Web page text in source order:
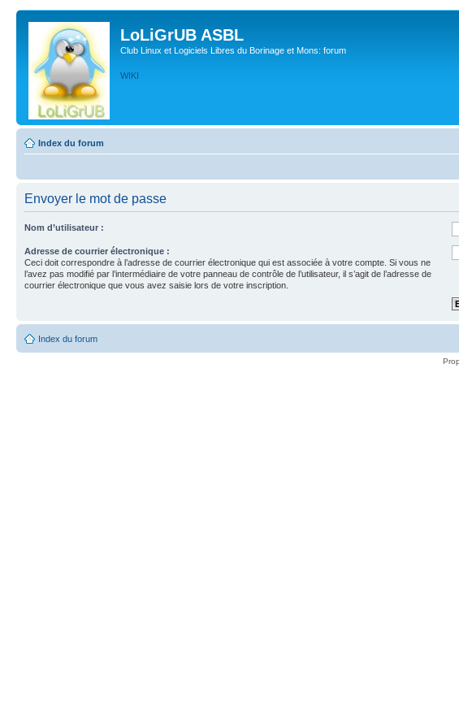
LoLiGrUB ASBL
Club Linux et Logiciels Libres du Borinage et Mons: forum
WIKI
Index du forum
Envoyer le mot de passe
Nom d’utilisateur :
Adresse de courrier électronique :
Ceci doit correspondre à l’adresse de courrier électronique qui est associée à votre compte. Si vous ne
l’avez pas modifié par l’intermédiaire de votre panneau de contrôle de l’utilisateur, il s’agit de l’adresse de
courrier électronique que vous avez saisie lors de votre inscription.
Index du forum